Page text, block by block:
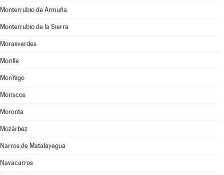
Monterrubio de Armuña
Monterrubio de la Sierra
Morasverdes
Morille
Moríñigo
Moriscos
Moronta
Mozárbez
Narros de Matalayegua
Navacarros